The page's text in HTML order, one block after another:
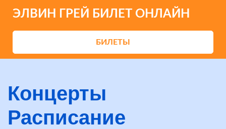
ЭЛВИН ГРЕЙ БИЛЕТ ОНЛАЙН
БИЛЕТЫ
Концерты
Расписание